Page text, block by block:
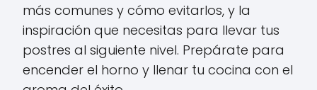
más comunes y cómo evitarlos, y la
inspiración que necesitas para llevar tus
postres al siguiente nivel. Prepárate para
encender el horno y llenar tu cocina con el